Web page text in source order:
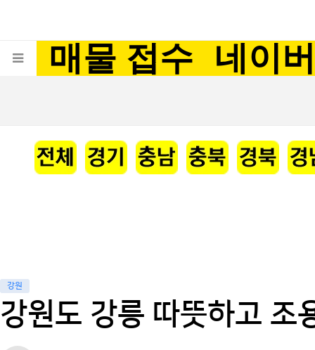
매물 접수 네이
강원
강원도 강릉 따뜻하고 조